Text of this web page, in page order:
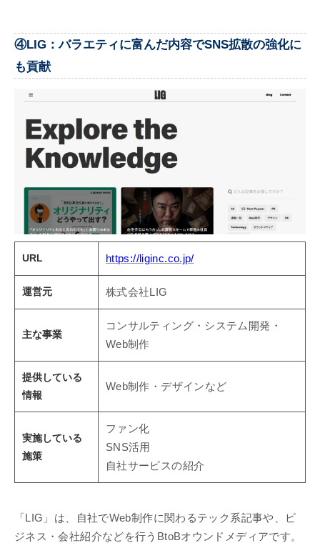
④LIG：バラエティに富んだ内容でSNS拡散の強化に
も貢献
URL https://liginc.co.jp/
運営元 株式会社LIG
主な事業
コンサルティング・システム開発・
Web制作
提供している
情報
Web制作・デザインなど
実施している
施策
ファン化
SNS活用
自社サービスの紹介
「LIG」は、自社でWeb制作に関わるテック系記事や、ビ
ジネス・会社紹介などを行うBtoBオウンドメディアです。